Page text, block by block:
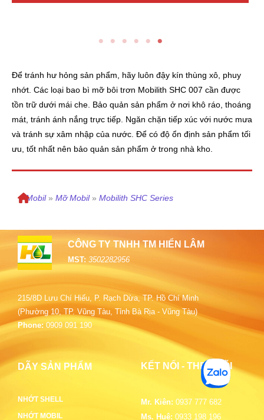
Để tránh hư hỏng sản phẩm, hãy luôn đậy kín thùng xô, phuy
nhớt. Các loại bao bì mỡ bôi trơn Mobilith SHC 007 cần được
tồn trữ dưới mái che. Bảo quản sản phẩm ở nơi khô ráo, thoáng
mát, tránh ánh nắng trực tiếp. Ngăn chặn tiếp xúc với nước mưa
và tránh sự xâm nhập của nước. Để có độ ổn định sản phẩm tối
ưu, tốt nhất nên bảo quản sản phẩm ở trong nhà kho.
» Mobil » Mỡ Mobil » Mobilith SHC Series
CÔNG TY TNHH TM HIỂN LÂM
MST: 3502282956
215/8D Lưu Chí Hiếu, P. Rạch Dừa, TP. Hồ Chí Minh
(Phường 10, TP. Vũng Tàu, Tỉnh Bà Rịa - Vũng Tàu)
Phone: 0909 091 190
DÃY SẢN PHẨM
NHỚT SHELL
NHỚT MOBIL
KẾT NỐI - THEO DÕI
Mr. Kiên: 0937 777 682
Ms. Huệ: 0933 198 196